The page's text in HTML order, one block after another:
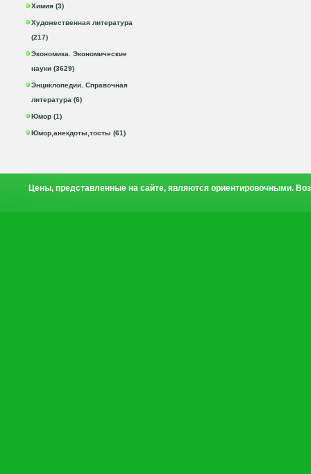
Химия (3)
Художественная литература
(217)
Экономика. Экономические
науки (3629)
Энциклопедии. Справочная
литература (6)
Юмор (1)
Юмор,анекдоты,тосты (61)
Цены, представленные на сайте, являются ориентировочными.